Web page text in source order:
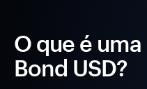
O que é
Bond USD?